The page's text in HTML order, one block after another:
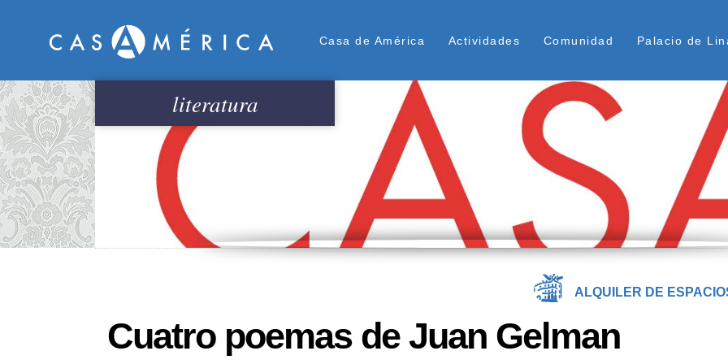
Menú Superior
Casa de América Actividades Comunidad Palacio de
literatura
ALQUILER DE
Cuatro poemas de Juan Gelman